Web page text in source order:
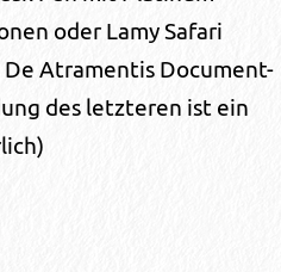
oder Lamy Safari
Atramentis Document-
des letzteren ist ein